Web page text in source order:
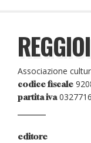
Associazione
codice fiscale
partita iva
editore